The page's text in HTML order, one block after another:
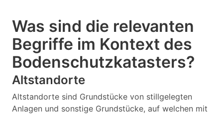
Was sind die relevanten
Begriffe im Kontext des
Bodenschutzkatasters?
Altstandorte
Altstandorte sind Grundstücke von stillgelegten
Anlagen und sonstige Grundstücke, auf welchen mit